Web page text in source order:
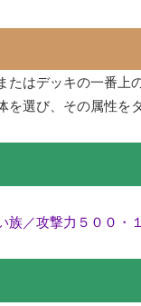
はデッキの一番上
を選び、その属性
族／攻撃力５００・